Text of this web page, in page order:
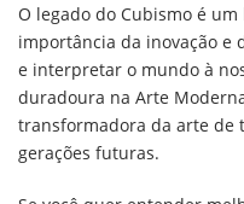
O legado do Cubismo é
importância da inovação e
e interpretar o mundo à
duradoura na Arte
transformadora da arte
gerações futuras.